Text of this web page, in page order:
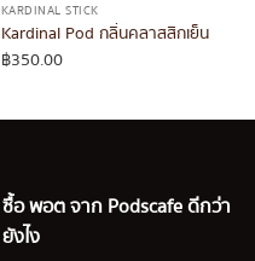
KARDINAL STICK
Kardinal Pod กลิ่นคลาสสิกเย็น
฿350.00
ซื้อ พอต จาก Podscafe ดีกว่า
ยังไง